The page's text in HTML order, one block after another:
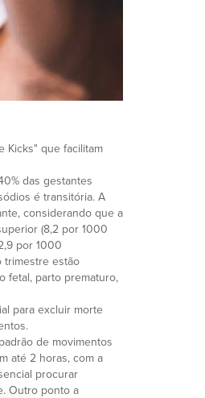
Kicks" que facilitam
das gestantes
é transitória. A
considerando que a
(8,2 por 1000
por 1000
trimestre estão
fetal, parto prematuro,
para excluir morte
de movimentos
até 2 horas, com a
procurar
Outro ponto a